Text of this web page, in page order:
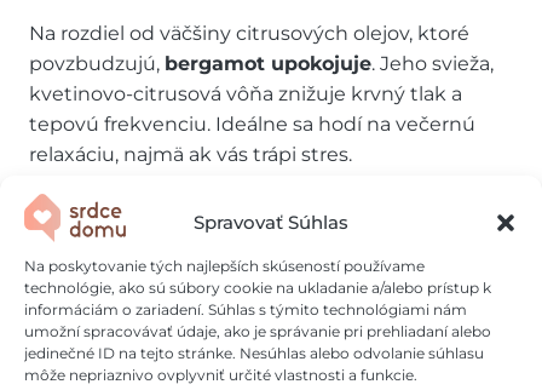
Spravovať Súhlas
Na poskytovanie tých najlepších skúseností používame
technológie, ako sú súbory cookie na ukladanie a/alebo prístup k
informáciám o zariadení. Súhlas s týmito technológiami nám
umožní spracovávať údaje, ako je správanie pri prehliadaní alebo
jedinečné ID na tejto stránke. Nesúhlas alebo odvolanie súhlasu
môže nepriaznivo ovplyvniť určité vlastnosti a funkcie.
Na rozdiel od väčšiny citrusových olejov, ktoré
povzbudzujú, bergamot upokojuje. Jeho svieža,
kvetinovo-citrusová vôňa znižuje krvný tlak a
tepovú frekvenciu. Ideálne sa hodí na večernú
relaxáciu, najmä ak vás trápi stres.
Ako používať
esenciálne oleje pre
lepší spánok?